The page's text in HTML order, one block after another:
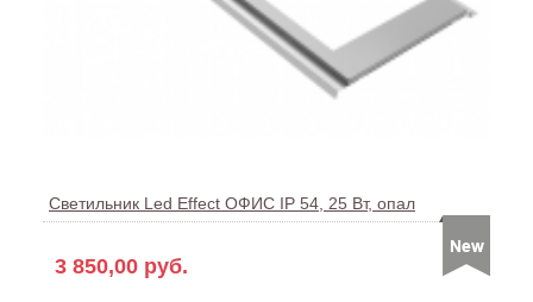
Светильник Led Effect ОФИС IP 54, 25 Вт, опал
3 850,00 руб.